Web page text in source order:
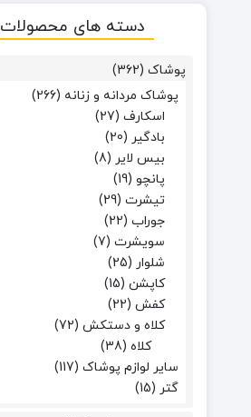
دسته های محصولات
پوشاک (362)
پوشاک مردانه و زنانه (266)
اسکارف (27)
بادگیر (20)
بیس لایر (8)
پانچو (19)
تیشرت (29)
جوراب (22)
سویشرت (7)
شلوار (25)
کاپشن (15)
کفش (22)
کلاه و دستکش (72)
کلاه (38)
سایر لوازم پوشاک (117)
گتر (15)